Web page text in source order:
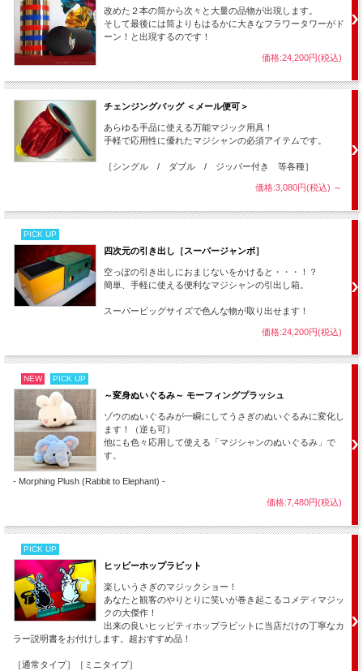
ランダムに入っています。
┃セット内容：
・スプリングラビット×１（うさぎのデザインはランダムとなりま
・仕掛け付きハンカチーフ（バンダナ）×１ ※色やデザインはラン
・メーカーオンライン解説動画（ジェスチャーと日本語字幕での解
説）
※解説動画は基本オンラインですがオプションで同じ内容のDVDも付
属にできます。
改めた２本の筒から次々と大量の品物が出現します。
そして最後には筒よりもはるかに大きなフラワータワーがド
ーン！と出現するのです！
価格:24,200円(税込)
チェンジングバッグ ＜メール便可＞
あらゆる手品に使える万能マジック用具！
手軽で応用性に優れたマジシャンの必須アイテムです。
［シングル / ダブル / ジッパー付き 等各種］
価格:3,080円(税込) ～
PICK UP
四次元の引き出し［スーパージャンボ］
空っぽの引き出しにおまじないをかけると・・・！？
簡単、手軽に使える便利なマジシャンの引出し箱。
スーパービッグサイズで色んな物が取り出せます！
価格:24,200円(税込)
NEW PICK UP
～変身ぬいぐるみ～ モーフィングプラッシュ
ゾウのぬいぐるみが一瞬にしてうさぎのぬいぐるみに変化し
ます！（逆も可）
他にも色々応用して使える「マジシャンのぬいぐるみ」で
す。
- Morphing Plush (Rabbit to Elephant) -
価格:7,480円(税込)
PICK UP
ヒッピーホップラビット
楽しいうさぎのマジックショー！
あなたと観客のやりとりに笑いが巻き起こるコメディマジッ
クの大傑作！
出来の良いヒッピティホップラビットに当店だけの丁寧なカ
ラー説明書をお付けします。超おすすめ品！
［通常タイプ］［ミニタイプ］